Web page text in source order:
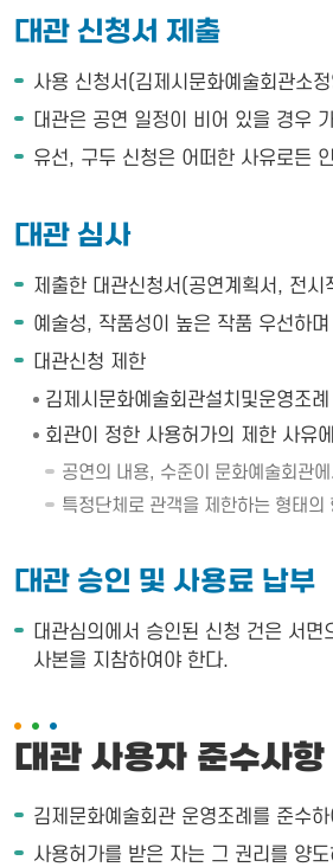
대관 신청서 제출
사용 신청서(김제시문화예술회관소
대관은 공연 일정이 비어 있을 경우
유선, 구두 신청은 어떠한 사유로든
대관 심사
제출한 대관신청서(공연계획서, 전
예술성, 작품성이 높은 작품 우선하
대관신청 제한
김제시문화예술회관설치및운영조
회관이 정한 사용허가의 제한 사유
공연의 내용, 수준이 문화예술회관
특정단체로 관객을 제한하는 형태의
대관 승인 및 사용료 납부
대관심의에서 승인된 신청 건은 서
사본을 지참하여야 한다.
대관 사용자 준수사항
김제문화예술회관 운영조례를 준수
사용허가를 받은 자는 그 권리를 양